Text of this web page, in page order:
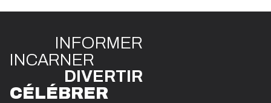
INFORMER
INCARNER
DIVERTIR
CÉLÉBRER